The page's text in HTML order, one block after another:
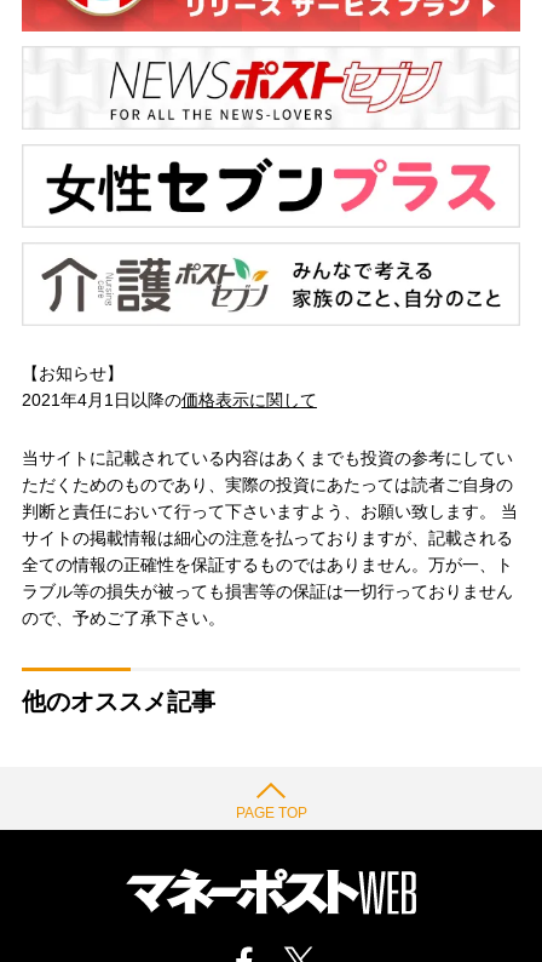
【お知らせ】
2021年4月1日以降の価格表示に関して
当サイトに記載されている内容はあくまでも投資の参考にしてい
ただくためのものであり、実際の投資にあたっては読者ご自身の
判断と責任において行って下さいますよう、お願い致します。 当
サイトの掲載情報は細心の注意を払っておりますが、記載される
全ての情報の正確性を保証するものではありません。万が一、ト
ラブル等の損失が被っても損害等の保証は一切行っておりません
ので、予めご了承下さい。
他のオススメ記事
PAGE TOP